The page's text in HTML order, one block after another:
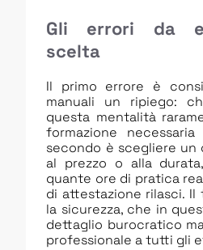
Gli errori da
scelta
Il primo errore è
manuali un ripiego:
questa mentalità
formazione
secondo è scegliere un
al prezzo o alla
quante ore di pratica
di attestazione rilasci. Il
la sicurezza, che in
dettaglio burocratico
professionale a tutti gli